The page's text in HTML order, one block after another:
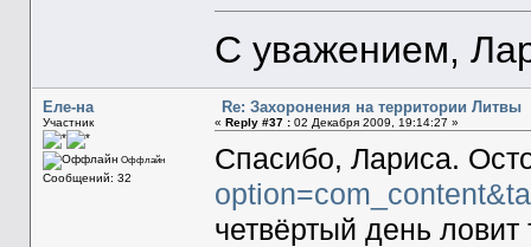
С уважением,
Еле-на
Участник
Оффлайн
Сообщений: 32
Re: Захоронения на территории Литвы
« Reply #37 :02 Декабря 2009, 19:14:27 »
Спасибо, Лариса.
четвёртый день